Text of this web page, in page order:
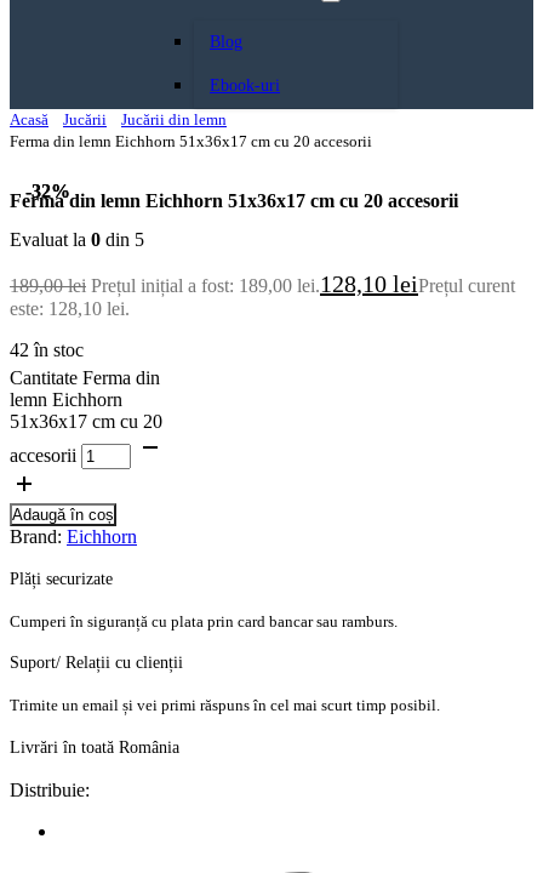
Blog
Ebook-uri
Acasă
Jucării
Jucării din lemn
Ferma din lemn Eichhorn 51x36x17 cm cu 20 accesorii
-32%
-32%
Ferma din lemn Eichhorn 51x36x17 cm cu 20 accesorii
Evaluat la 0 din 5
189,00lei Prețul inițial a fost: 189,00 lei.128,10 leiPrețul curent
este: 128,10 lei.
42 în stoc
Cantitate Ferma din
lemn Eichhorn
51x36x17 cm cu 20
accesorii
Adaugă în coș
Brand: Eichhorn
Plăți securizate
Cumperi în siguranță cu plata prin card bancar sau ramburs.
Suport/ Relații cu clienții
Trimite un email și vei primi răspuns în cel mai scurt timp posibil.
Livrări în toată România
Distribuie: